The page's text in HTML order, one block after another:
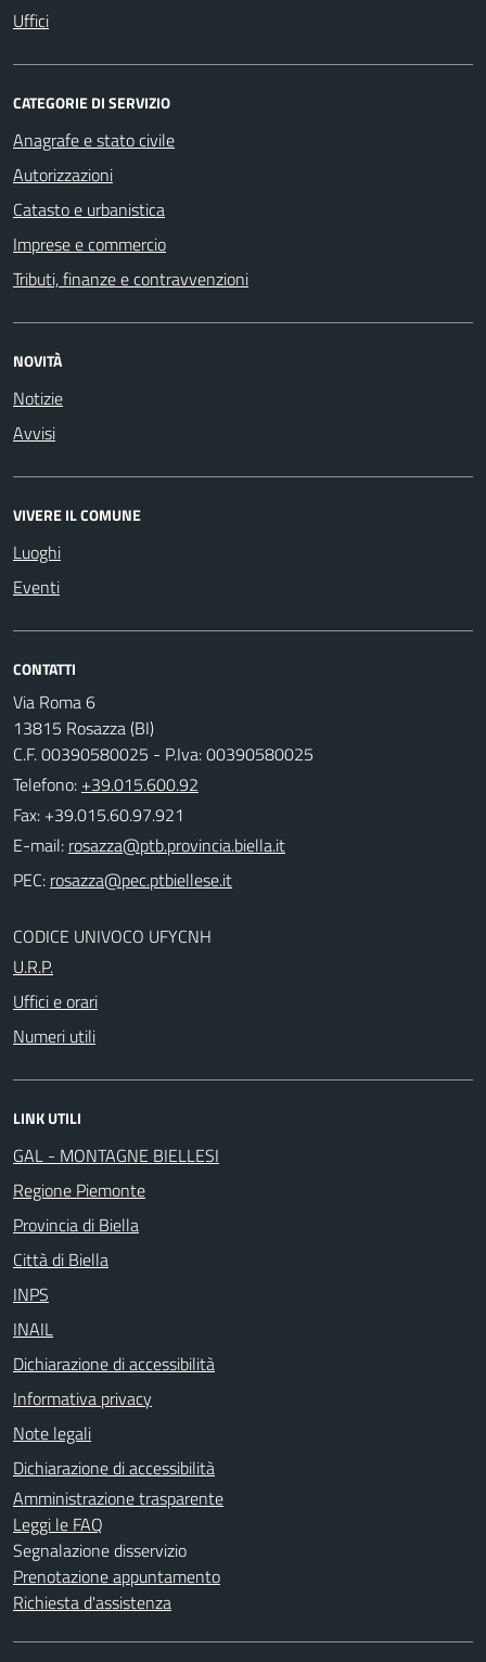
Uffici
CATEGORIE DI SERVIZIO
Anagrafe e stato civile
Autorizzazioni
Catasto e urbanistica
Imprese e commercio
Tributi, finanze e contravvenzioni
NOVITÀ
Notizie
Avvisi
VIVERE IL COMUNE
Luoghi
Eventi
CONTATTI
Via Roma 6
13815 Rosazza (BI)
C.F. 00390580025 - P.Iva: 00390580025
Telefono: +39.015.600.92
Fax: +39.015.60.97.921
E-mail:
PEC:
CODICE UNIVOCO UFYCNH
U.R.P.
Uffici e orari
Numeri utili
LINK UTILI
GAL - MONTAGNE BIELLESI
Regione Piemonte
Provincia di Biella
Città di Biella
INPS
INAIL
Dichiarazione di accessibilità
Informativa privacy
Note legali
Dichiarazione di accessibilità
Amministrazione trasparente
Leggi le FAQ
Segnalazione disservizio
Prenotazione appuntamento
Richiesta d'assistenza